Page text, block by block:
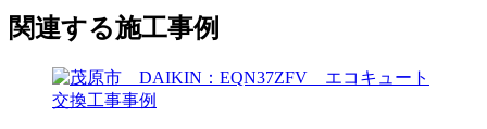
関連する施工事例